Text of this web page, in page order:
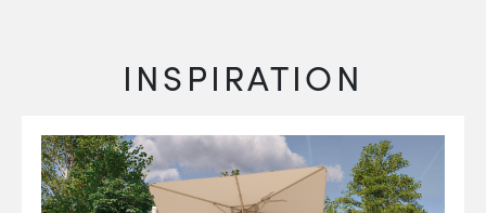
INSPIRATION